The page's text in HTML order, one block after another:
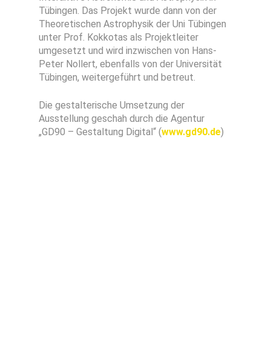
Tübingen. Das Projekt wurde dann von der
Theoretischen Astrophysik der Uni Tübingen
unter Prof. Kokkotas als Projektleiter
umgesetzt und wird inzwischen von Hans-
Peter Nollert, ebenfalls von der Universität
Tübingen, weitergeführt und betreut.
Die gestalterische Umsetzung der
Ausstellung geschah durch die Agentur
„GD90 – Gestaltung Digital“ (www.gd90.de)